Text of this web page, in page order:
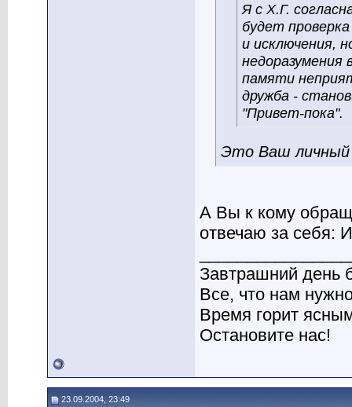
Я с Х.Г.
будет
и исключения,
памяти
дружба -
"Привет-пока".
Это Ваш личный
А Вы к кому
отвечаю за себя:
Завтрашний день
Все, что нам
Время горит
Остановите нас!
23.09.2004, 23:49